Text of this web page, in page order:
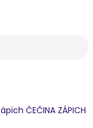
ČEČINA ZÁPICH